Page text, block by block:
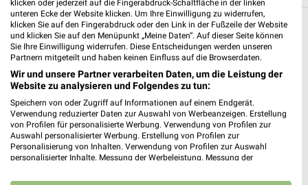
Filialen in der Umgebung
3 Filialen
pitstop Duisburg
Friedrich-Ebert-Str. 101
47179 Duisburg
Heute 08:00 - 18:00 Uhr | Geöffnet
klicken oder jederzeit auf die Fingerabdruck-Schaltfläche in der linken
unteren Ecke der Website klicken. Um Ihre Einwilligung zu widerrufen,
klicken Sie auf den Fingerabdruck oder den Link in der Fußzeile der Website
und klicken Sie auf den Menüpunkt „Meine Daten“. Auf dieser Seite können
Sie Ihre Einwilligung widerrufen. Diese Entscheidungen werden unseren
Partnern mitgeteilt und haben keinen Einfluss auf die Browserdaten.
Wir und unsere Partner verarbeiten Daten, um die Leistung der
Website zu analysieren und Folgendes zu tun:
Speichern von oder Zugriff auf Informationen auf einem Endgerät.
Verwendung reduzierter Daten zur Auswahl von Werbeanzeigen. Erstellung
von Profilen für personalisierte Werbung. Verwendung von Profilen zur
Auswahl personalisierter Werbung. Erstellung von Profilen zur
Personalisierung von Inhalten. Verwendung von Profilen zur Auswahl
personalisierter Inhalte. Messung der Werbeleistung. Messung der
Kombinationen von Daten aus verschiedenen Quellen. Entwicklung und